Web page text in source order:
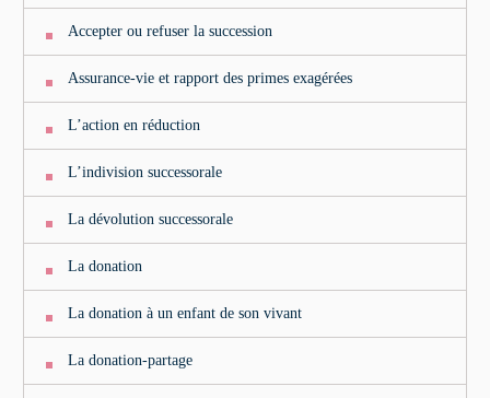
Accepter ou refuser la succession
Assurance-vie et rapport des primes exagérées
L’action en réduction
L’indivision successorale
La dévolution successorale
La donation
La donation à un enfant de son vivant
La donation-partage